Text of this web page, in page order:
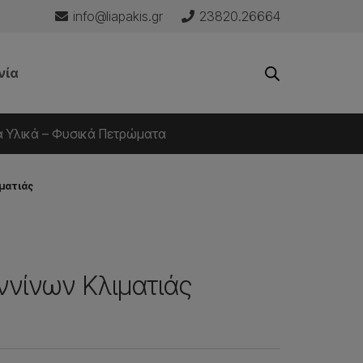
info@liapakis.gr 23820.26664
Υλικά – Φυσικά Πετρώματα
Κλιματιάς